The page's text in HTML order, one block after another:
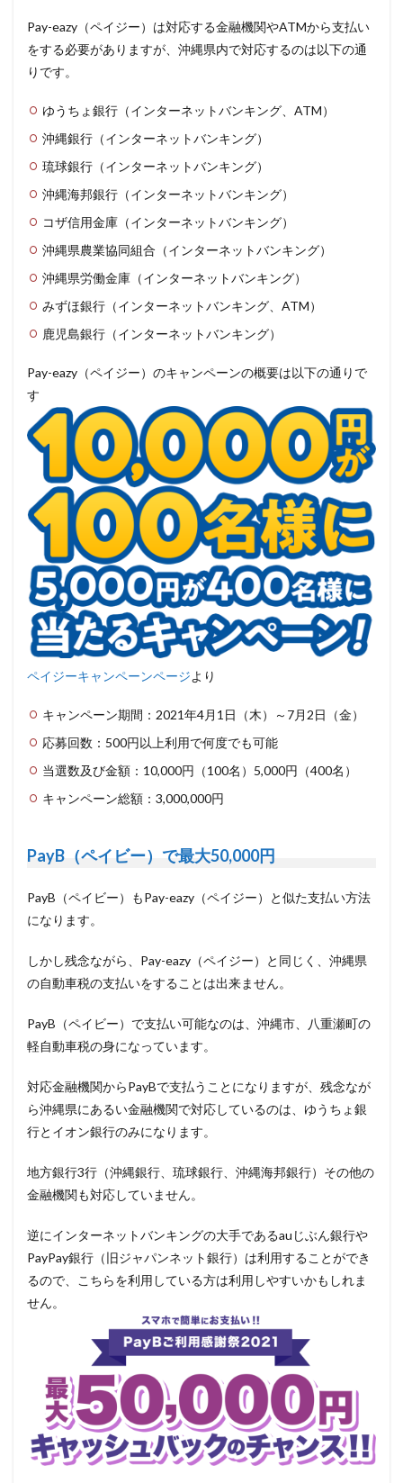
Pay-eazy（ペイジー）は対応する金融機関やATMから支払い
をする必要がありますが、沖縄県内で対応するのは以下の通
りです。
ゆうちょ銀行（インターネットバンキング、ATM）
沖縄銀行（インターネットバンキング）
琉球銀行（インターネットバンキング）
沖縄海邦銀行（インターネットバンキング）
コザ信用金庫（インターネットバンキング）
沖縄県農業協同組合（インターネットバンキング）
沖縄県労働金庫（インターネットバンキング）
みずほ銀行（インターネットバンキング、ATM）
鹿児島銀行（インターネットバンキング）
Pay-eazy（ペイジー）のキャンペーンの概要は以下の通りで
す
ペイジーキャンペーンページより
キャンペーン期間：2021年4月1日（木）～7月2日（金）
応募回数：500円以上利用で何度でも可能
当選数及び金額：10,000円（100名）5,000円（400名）
キャンペーン総額：3,000,000円
PayB（ペイビー）で最大50,000円
PayB（ペイビー）もPay-eazy（ペイジー）と似た支払い方法
になります。
しかし残念ながら、Pay-eazy（ペイジー）と同じく、沖縄県
の自動車税の支払いをすることは出来ません。
PayB（ペイビー）で支払い可能なのは、沖縄市、八重瀬町の
軽自動車税の身になっています。
対応金融機関からPayBで支払うことになりますが、残念なが
ら沖縄県にあるい金融機関で対応しているのは、ゆうちょ銀
行とイオン銀行のみになります。
地方銀行3行（沖縄銀行、琉球銀行、沖縄海邦銀行）その他の
金融機関も対応していません。
逆にインターネットバンキングの大手であるauじぶん銀行や
PayPay銀行（旧ジャパンネット銀行）は利用することができ
るので、こちらを利用している方は利用しやすいかもしれま
せん。